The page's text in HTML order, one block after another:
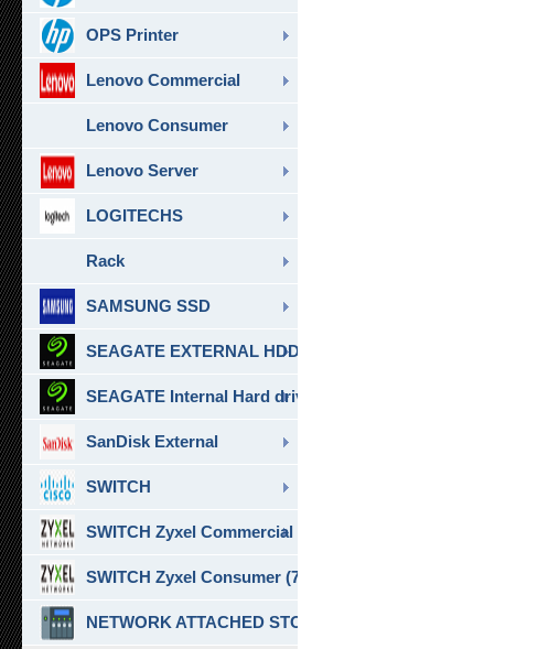
OPS Printer
Lenovo Commercial
Lenovo Consumer
Lenovo Server
LOGITECHS
Rack
SAMSUNG SSD
SEAGATE EXTERNAL HDD & SSD
SEAGATE Internal Hard drive
SanDisk External
SWITCH
SWITCH Zyxel Commercial
SWITCH Zyxel Consumer (7)
NETWORK ATTACHED STORAGE ( NAS ) (7)